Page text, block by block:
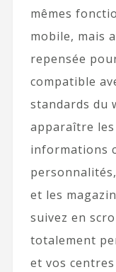
mêmes
mobile, mais
repensée
compatible
standards du
apparaître
informations
et les
suivez en
totalement
et vos centres